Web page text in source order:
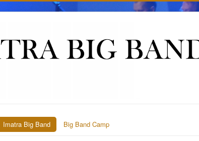
Imatra Big Band Big Band Camp